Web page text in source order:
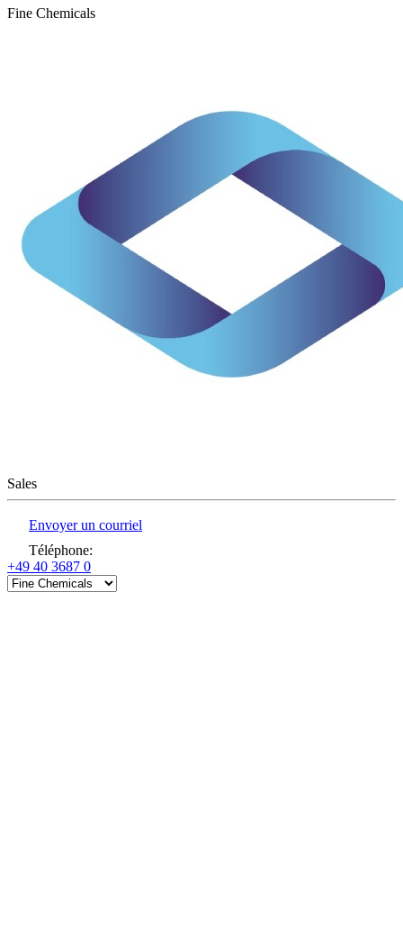
Fine Chemicals
Sales
Envoyer un courriel
Téléphone:
+49 40 3687 0